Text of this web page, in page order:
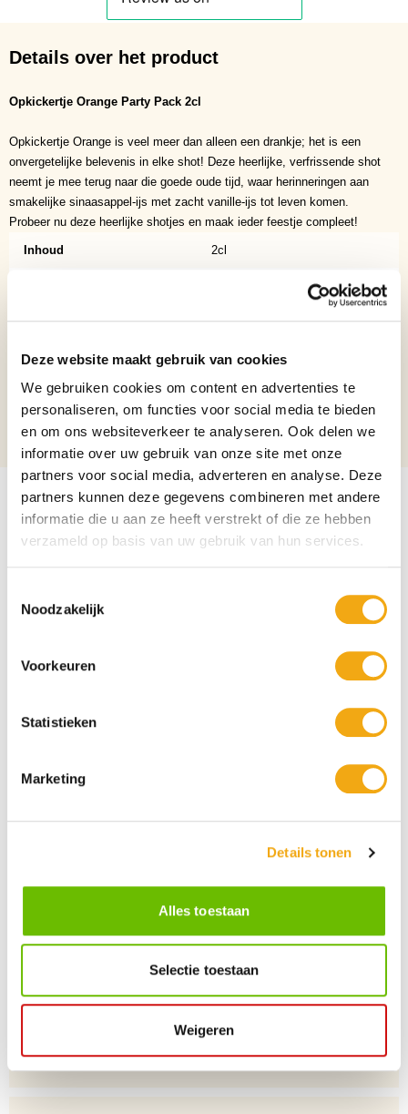
Deze website maakt gebruik van cookies
We gebruiken cookies om content en advertenties te
personaliseren, om functies voor social media te bieden
en om ons websiteverkeer te analyseren. Ook delen we
informatie over uw gebruik van onze site met onze
partners voor social media, adverteren en analyse. Deze
partners kunnen deze gegevens combineren met andere
informatie die u aan ze heeft verstrekt of die ze hebben
verzameld op basis van uw gebruik van hun services.
Noodzakelijk
Voorkeuren
Statistieken
Marketing
Details tonen
Alles toestaan
Selectie toestaan
Weigeren
Details over het product
Opkickertje Orange Party Pack 2cl
Opkickertje Orange is veel meer dan alleen een drankje; het is een
onvergetelijke belevenis in elke shot! Deze heerlijke, verfrissende shot
neemt je mee terug naar die goede oude tijd, waar herinneringen aan
smakelijke sinaasappel-ijs met zacht vanille-ijs tot leven komen.
Probeer nu deze heerlijke shotjes en maak ieder feestje compleet!
Inhoud 2cl
Binnenlands? Nee
Verpakking Per stuk
Aantal per verpakking 1
Alcoholpercentage 12%
Persoonlijke klantenservice
vakkundige klantenservice klaar.
+10 Jaar dé drankengroothandel
Gratis verzending vanaf €75,-